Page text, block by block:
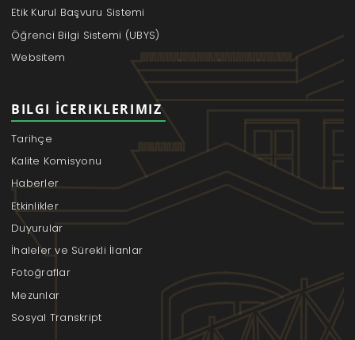
Etik Kurul Başvuru Sistemi
Öğrenci Bilgi Sistemi (UBYS)
Websitem
BILGI İCERIKLERIMIZ
Tarihçe
Kalite Komisyonu
Haberler
Etkinlikler
Duyurular
İhaleler ve Sürekli İlanlar
Fotoğraflar
Mezunlar
Sosyal Transkript